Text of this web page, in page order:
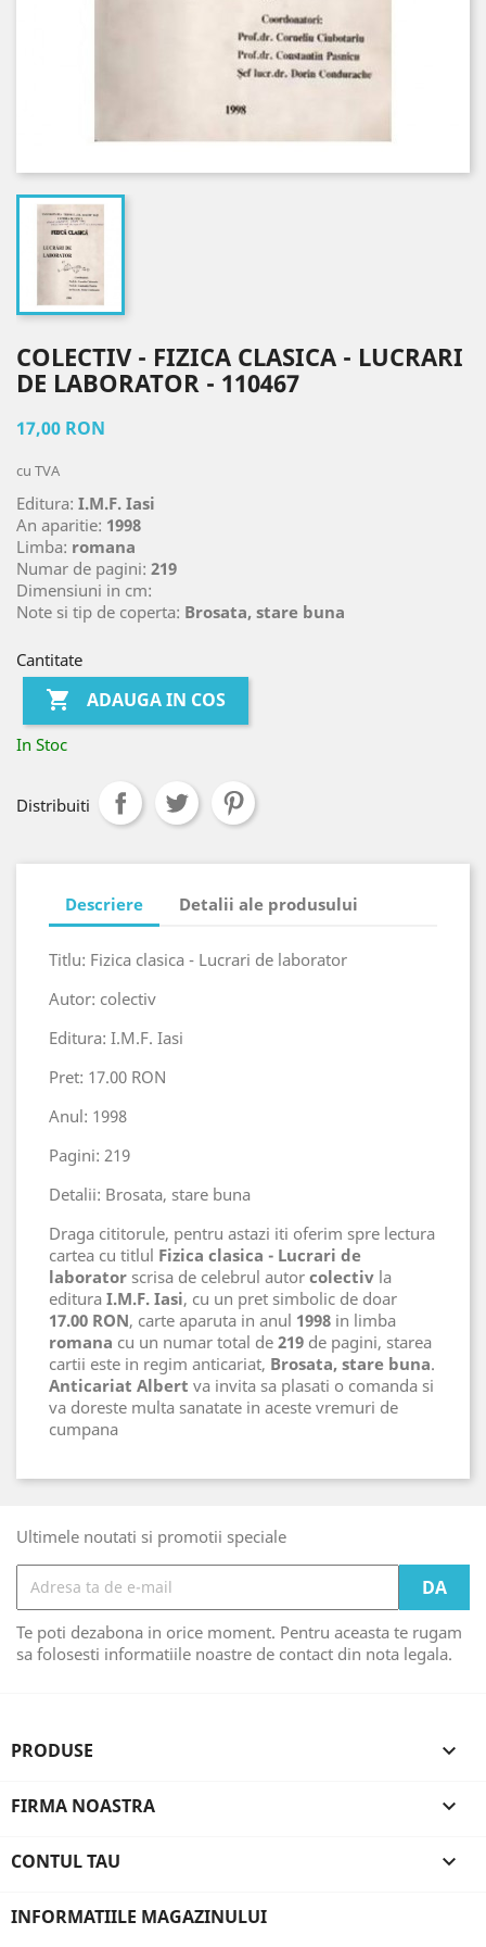
COLECTIV - FIZICA CLASICA - LUCRARI
DE LABORATOR - 110467
17,00 RON
cu TVA
Editura: I.M.F. Iasi
An aparitie: 1998
Limba: romana
Numar de pagini: 219
Dimensiuni in cm:
Note si tip de coperta: Brosata, stare buna
Cantitate
 ADAUGA IN COS
In Stoc
Distribuiti
Descriere Detalii ale produsului
Titlu: Fizica clasica - Lucrari de laborator
Autor: colectiv
Editura: I.M.F. Iasi
Pret: 17.00 RON
Anul: 1998
Pagini: 219
Detalii: Brosata, stare buna
Draga cititorule, pentru astazi iti oferim spre lectura
cartea cu titlul Fizica clasica - Lucrari de
laborator scrisa de celebrul autor colectiv la
editura I.M.F. Iasi, cu un pret simbolic de doar
17.00 RON, carte aparuta in anul 1998 in limba
romana cu un numar total de 219 de pagini, starea
cartii este in regim anticariat, Brosata, stare buna.
Anticariat Albert va invita sa plasati o comanda si
va doreste multa sanatate in aceste vremuri de
cumpana
Ultimele noutati si promotii speciale
Te poti dezabona in orice moment. Pentru aceasta te rugam
sa folosesti informatiile noastre de contact din nota legala.
PRODUSE 
FIRMA NOASTRA 
CONTUL TAU 
INFORMATIILE MAGAZINULUI